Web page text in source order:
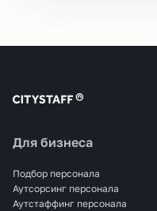
Для бизнеса
Подбор персонала
Аутсорсинг персонала
Аутстаффинг персонала